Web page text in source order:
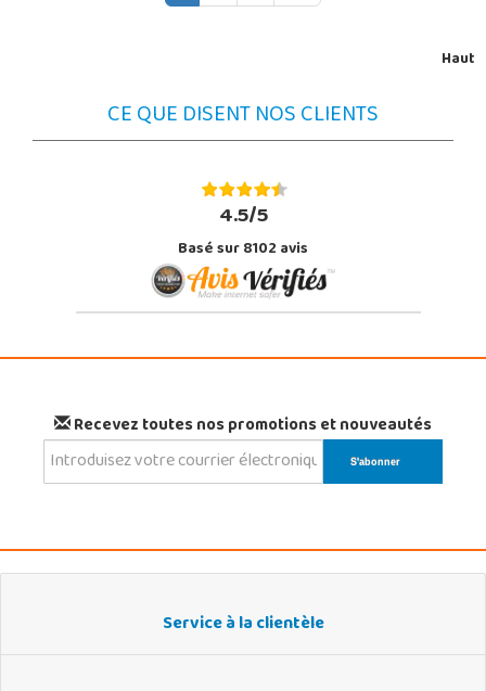
Haut
CE QUE DISENT NOS CLIENTS
4.5/5
Basé sur 8102 avis
Recevez toutes nos promotions et nouveautés
Service à la clientèle